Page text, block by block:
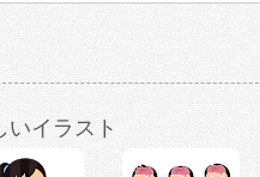
いイラスト